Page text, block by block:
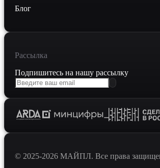
Блог
Рассылка
Подпишитесь на нашу рассылку
© 2025-2026 МАЙПЛ. Все права